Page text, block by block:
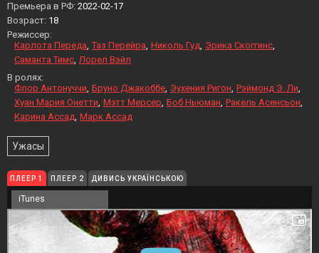
Премьера в РФ: 2022-02-17
Возраст: 18
Режиссер:
Карлота Переда Таз Перейра Николь Гуд Эрика Скоггинс
Саманта Тимс Лорел Вэйл
В ролях:
Флор Антонуччи Бруно Джакоббе Эухения Ригон Рэймонд Э. Ли
Хуан Мария Онетти Мэтт Мерсер Боб Ньюман Ракель Асенсьон
Карина Ассад Марк Ассад
Ужасы
ПЛЕЕР 1 ПЛЕЕР 2 ДИВИСЬ УКРАЇНСЬКОЮ
iTunes